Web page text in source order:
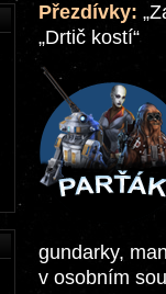
Přezdívky:
„Drtič kostí“
gundarky,
v osobním